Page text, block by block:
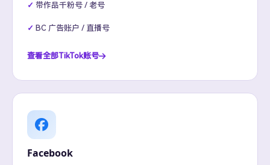
带作品千粉号 / 老号
BC 广告账户 / 直播号
查看全部TikTok账号
Facebook